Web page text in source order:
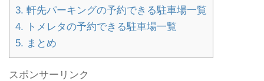
3. 軒先パーキングの予約できる駐車場一覧
4. トメレタの予約できる駐車場一覧
5. まとめ
スポンサーリンク